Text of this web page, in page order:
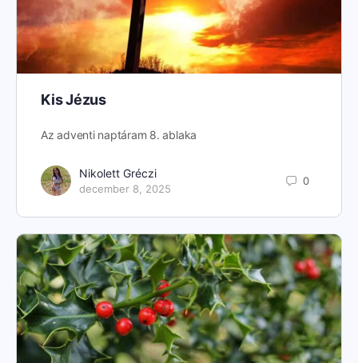
Kis Jézus
Az adventi naptáram 8. ablaka
Nikolett Gréczi
december 8, 2025
0